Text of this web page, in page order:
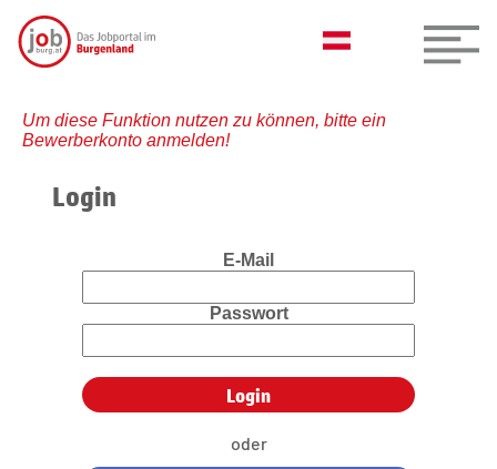
Um diese Funktion nutzen zu können, bitte ein
Bewerberkonto anmelden!
Login
E-Mail
Passwort
oder